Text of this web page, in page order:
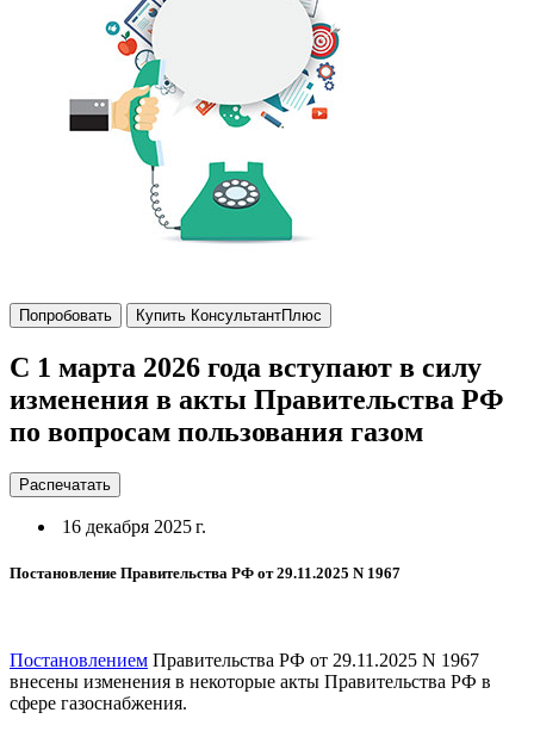
Попробовать Купить КонсультантПлюс
С 1 марта 2026 года вступают в силу
изменения в акты Правительства РФ
по вопросам пользования газом
Распечатать
16 декабря 2025 г.
Постановление Правительства РФ от 29.11.2025 N 1967
Постановлением Правительства РФ от 29.11.2025 N 1967
внесены изменения в некоторые акты Правительства РФ в
сфере газоснабжения.